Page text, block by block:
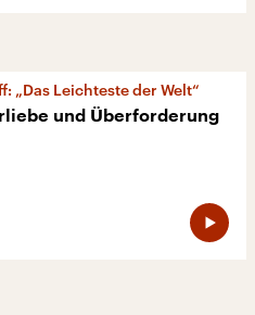
„Das Leichteste der Welt“
und Überforderung